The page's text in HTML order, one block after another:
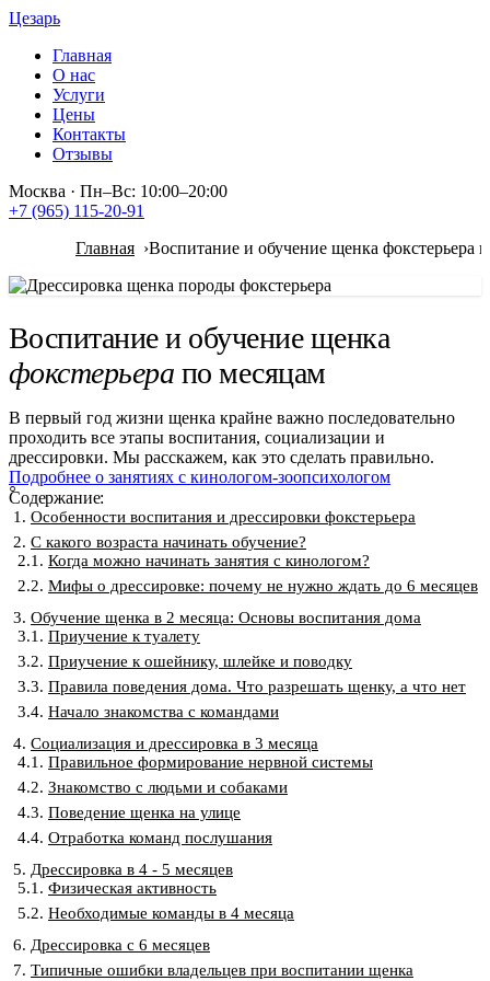
Цезарь
Главная
О нас
Услуги
Цены
Контакты
Отзывы
Москва · Пн–Вс: 10:00–20:00
+7 (965) 115-20-91
Главная
Воспитание и обучение щенка фокстерьера
Воспитание и обучение щенка
фокстерьера по месяцам
В первый год жизни щенка крайне важно последовательно
проходить все этапы воспитания, социализации и
дрессировки. Мы расскажем, как это сделать правильно.
Подробнее о занятиях с кинологом-зоопсихологом
Содержание:
Особенности воспитания и дрессировки фокстерьера
С какого возраста начинать обучение?
Когда можно начинать занятия с кинологом?
Мифы о дрессировке: почему не нужно ждать до 6 месяцев
Обучение щенка в 2 месяца: Основы воспитания дома
Приучение к туалету
Приучение к ошейнику, шлейке и поводку
Правила поведения дома. Что разрешать щенку, а что нет
Начало знакомства с командами
Социализация и дрессировка в 3 месяца
Правильное формирование нервной системы
Знакомство с людьми и собаками
Поведение щенка на улице
Отработка команд послушания
Дрессировка в 4 - 5 месяцев
Физическая активность
Необходимые команды в 4 месяца
Дрессировка с 6 месяцев
Типичные ошибки владельцев при воспитании щенка